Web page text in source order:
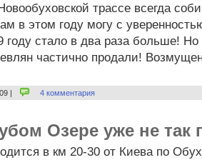
трассе всегда
в этом году могу с
стало в два раза больше! Но
частично продали!
| 4 комментария
Озере уже не так
в км 20-30 от Киева по